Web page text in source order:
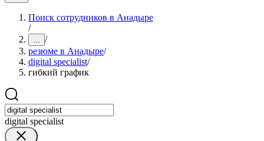
Поиск сотрудников в Анадыре
/
... /
резюме в Анадыре/
digital specialist/
гибкий график
digital specialist